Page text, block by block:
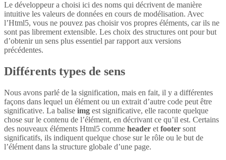
Le développeur a choisi ici des noms qui décrivent de manière
intuitive les valeurs de données en cours de modélisation. Avec
l’Html5, vous ne pouvez pas choisir vos propres éléments, car ils ne
sont pas librement extensible. Les choix des structures ont pour but
d’obtenir un sens plus essentiel par rapport aux versions
précédentes.
Différents types de sens
Nous avons parlé de la signification, mais en fait, il y a différentes
façons dans lequel un élément ou un extrait d’autre code peut être
significative. La balise img est significative, elle raconte quelque
chose sur le contenu de l’élément, en décrivant ce qu’il est. Certains
des nouveaux éléments Html5 comme header et footer sont
significatifs, ils indiquent quelque chose sur le rôle ou le but de
l’élément dans la structure globale d’une page.